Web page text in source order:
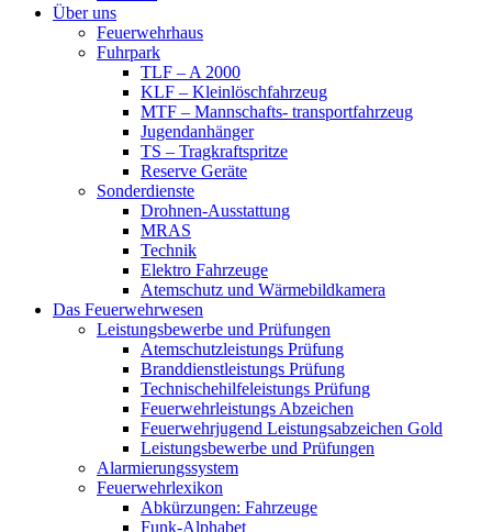
Über uns
Feuerwehrhaus
Fuhrpark
TLF – A 2000
KLF – Kleinlöschfahrzeug
MTF – Mannschafts- transportfahrzeug
Jugendanhänger
TS – Tragkraftspritze
Reserve Geräte
Sonderdienste
Drohnen-Ausstattung
MRAS
Technik
Elektro Fahrzeuge
Atemschutz und Wärmebildkamera
Das Feuerwehrwesen
Leistungsbewerbe und Prüfungen
Atemschutzleistungs Prüfung
Branddienstleistungs Prüfung
Technischehilfeleistungs Prüfung
Feuerwehrleistungs Abzeichen
Feuerwehrjugend Leistungsabzeichen Gold
Leistungsbewerbe und Prüfungen
Alarmierungssystem
Feuerwehrlexikon
Abkürzungen: Fahrzeuge
Funk-Alphabet